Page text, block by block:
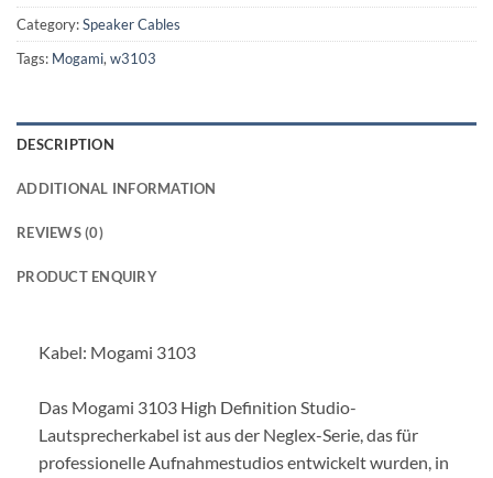
Category:Speaker Cables
Tags: Mogami, w3103
DESCRIPTION
ADDITIONAL INFORMATION
REVIEWS (0)
PRODUCT ENQUIRY
Kabel: Mogami 3103
Das Mogami 3103 High Definition Studio-
Lautsprecherkabel ist aus der Neglex-Serie, das für
professionelle Aufnahmestudios entwickelt wurden, in